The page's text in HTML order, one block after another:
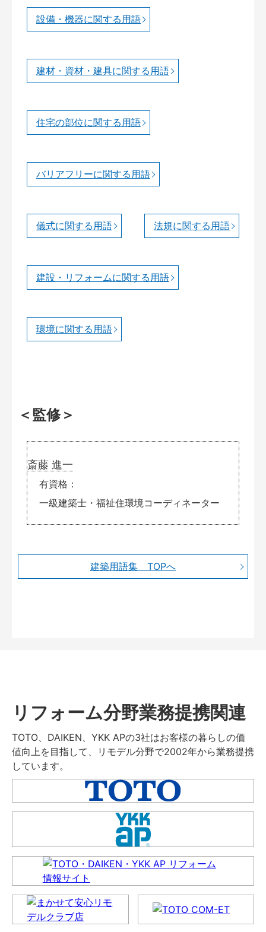
設備・機器に関する用語
建材・資材・建具に関する用語
住宅の部位に関する用語
バリアフリーに関する用語
儀式に関する用語 法規に関する用語
建設・リフォームに関する用語
環境に関する用語
＜監修＞
斎藤 進一
有資格
一級建築士・福祉住環境コーディネーター
建築用語集 TOPへ
リフォーム分野業務提携関連
TOTO、DAIKEN、YKK APの3社はお客様の暮らしの価
値向上を目指して、リモデル分野で2002年から業務提携
しています。